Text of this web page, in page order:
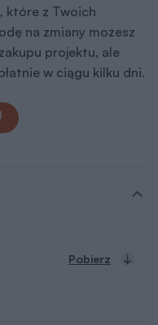
które z Twoich
na zmiany możesz
projektu, ale
w ciągu kilku dni.
Pobierz